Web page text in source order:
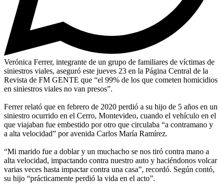
Verónica Ferrer, integrante de un grupo de familiares de víctimas de
siniestros viales, aseguró este jueves 23 en la Página Central de la
Revista de FM GENTE que “el 99% de los que cometen homicidios
en siniestros viales no van presos”.
Ferrer relató que en febrero de 2020 perdió a su hijo de 5 años en un
siniestro ocurrido en el Cerro, Montevideo, cuando el vehículo en el
que viajaban fue embestido por otro que circulaba “a contramano y
a alta velocidad” por avenida Carlos María Ramírez.
“Mi marido fue a doblar y un muchacho se nos tiró contra mano a
alta velocidad, impactando contra nuestro auto y haciéndonos volcar
varias veces hasta impactar contra una casa”, recordó. Según contó,
su hijo “prácticamente perdió la vida en el acto”.